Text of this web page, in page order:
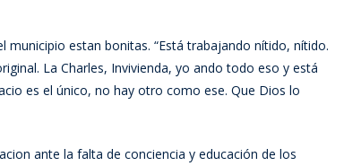
estan bonitas. “Está trabajando nítido, nítido.
La Charles, Invivienda, yo ando todo eso y está
es el único, no hay otro como ese. Que Dios lo
ante la falta de conciencia y educación de los